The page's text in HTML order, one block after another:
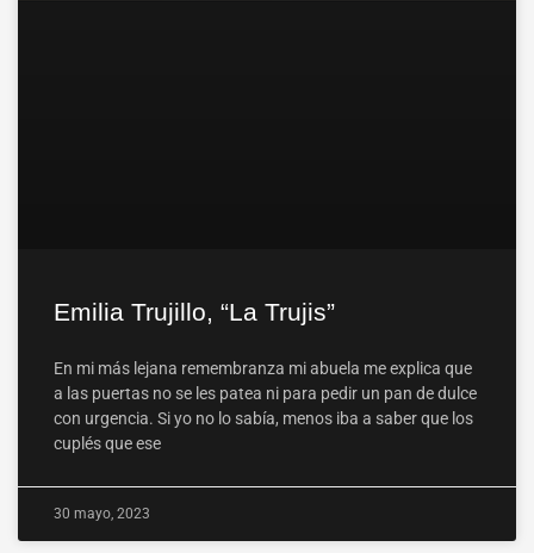
Emilia Trujillo, “La Trujis”
En mi más lejana remembranza mi abuela me explica que
a las puertas no se les patea ni para pedir un pan de dulce
con urgencia. Si yo no lo sabía, menos iba a saber que los
cuplés que ese
30 mayo, 2023